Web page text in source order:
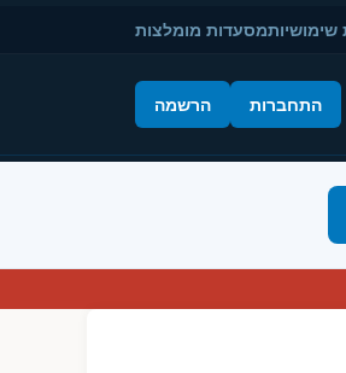
שימושיותמסעדות מומלצות
התחברות הרשמה